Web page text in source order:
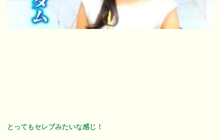
とってもセレブみたいな感じ！